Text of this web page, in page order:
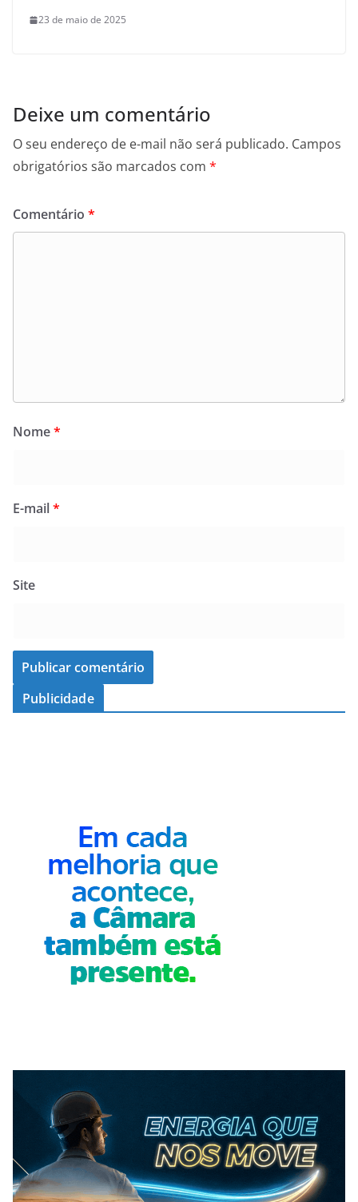
23 de maio de 2025
Deixe um comentário
O seu endereço de e-mail não será publicado. Campos
obrigatórios são marcados com *
Comentário *
Nome*
E-mail*
Site
Publicidade